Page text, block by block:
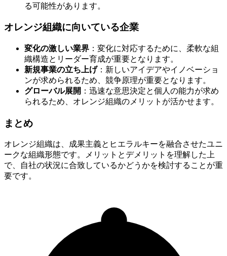
る可能性があります。
オレンジ組織に向いている企業
変化の激しい業界 ：変化に対応するために、柔軟な組
織構造とリーダー育成が重要となります。
新規事業の立ち上げ：新しいアイデアやイノベーショ
ンが求められるため、競争原理が重要となります。
グローバル展開 ：迅速な意思決定と個人の能力が求め
られるため、オレンジ組織のメリットが活かせます。
まとめ
オレンジ組織は、成果主義とヒエラルキーを融合させたユニ
ークな組織形態です。メリットとデメリットを理解した上
で、自社の状況に合致しているかどうかを検討することが重
要です。